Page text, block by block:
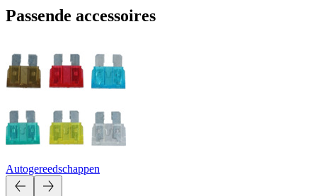
Passende accessoires
Autogereedschappen